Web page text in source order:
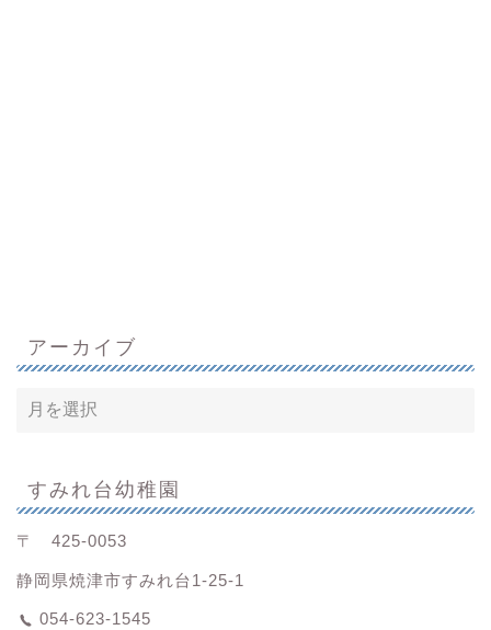
アーカイブ
すみれ台幼稚園
〒 425-0053
静岡県焼津市すみれ台1-25-1
054-623-1545